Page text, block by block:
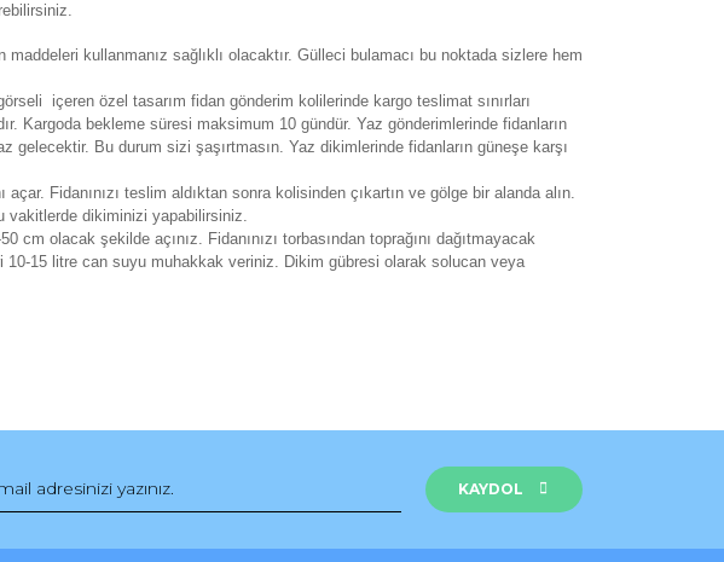
kullanmanız sağlıklı olacaktır. Gülleci bulamacı bu noktada sizlere hem
içeren özel tasarım fidan gönderim kolilerinde kargo teslimat sınırları
Kargoda bekleme süresi maksimum 10 gündür. Yaz gönderimlerinde fidanların
gelecektir. Bu durum sizi şaşırtmasın. Yaz dikimlerinde fidanların güneşe karşı
açar. Fidanınızı teslim aldıktan sonra kolisinden çıkartın ve gölge bir alanda alın.
vakitlerde dikiminizi yapabilirsiniz.
cm olacak şekilde açınız. Fidanınızı torbasından toprağını dağıtmayacak
10-15 litre can suyu muhakkak veriniz. Dikim gübresi olarak solucan veya
KAYDOL